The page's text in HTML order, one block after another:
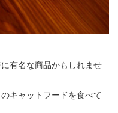
有名な商品かもしれませ
キャットフードを食べて